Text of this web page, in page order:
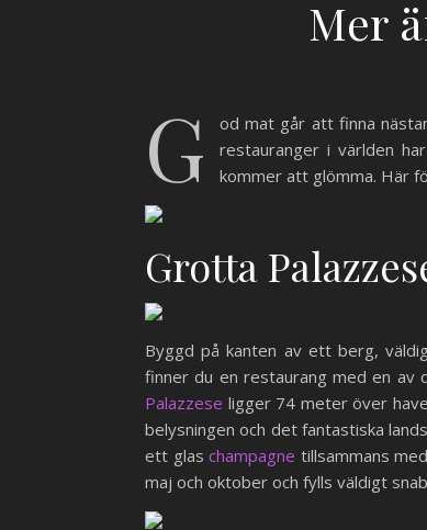
Mer
G
od mat går att finna
restauranger i världen
kommer att glömma. Här
Grotta
Byggd på kanten av ett berg,
finner du en restaurang med en av
Palazzese ligger 74 meter över
belysningen och det fantastiska
ett glas champagne tillsammans
maj och oktober och fylls väldigt